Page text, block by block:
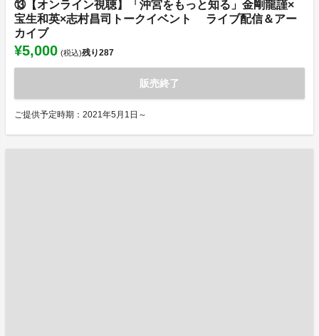
⑬【オンライン視聴】「沖宮をもっと知る」金剛龍謹×
宝生和英×志村昌司トークイベント ライブ配信＆アー
カイブ
¥5,000 (税込)残り287
販売終了
ご提供予定時期：2021年5月1日～